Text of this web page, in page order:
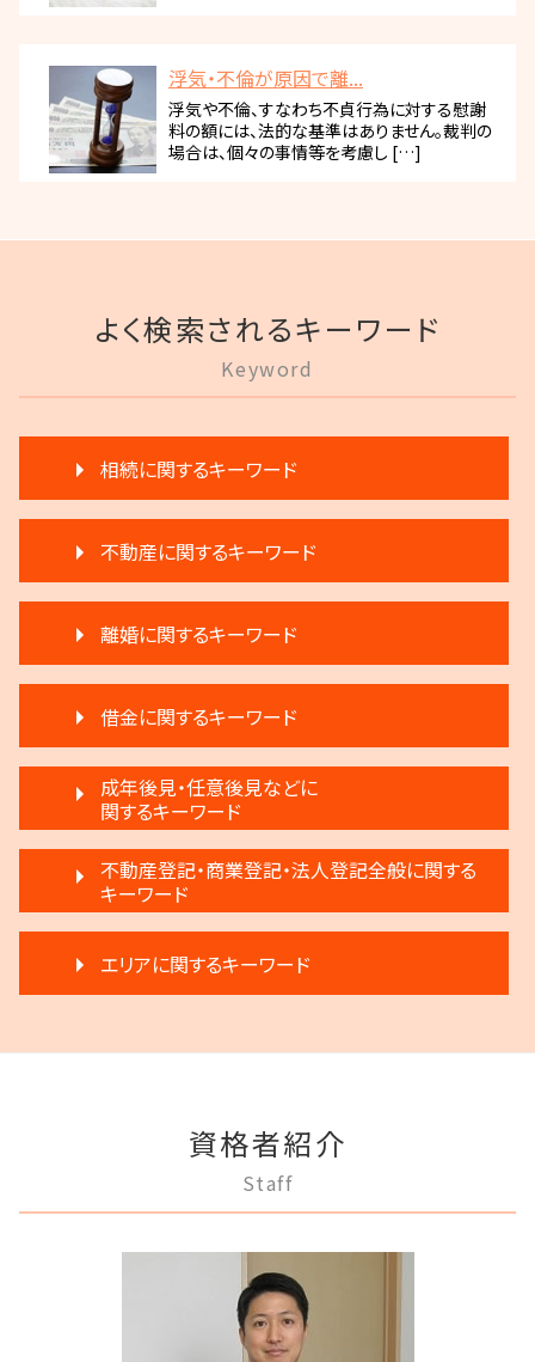
浮気・不倫が原因で離...
浮気や不倫、すなわち不貞行為に対する慰謝
料の額には、法的な基準はありません。裁判の
場合は、個々の事情等を考慮し […]
よく検索されるキーワード
Keyword
相続に関するキーワード
遺言 執行 流れ
相続 弁護士費用
遺留分 計算
相続 分割
遺言 執行 いつ
相続 遺留分 割合
相続 遠方
限定承認 相続
遺言 執行
相続 遺産分割協議書
生前贈与 注意点
生前贈与 分割
遺言 執行しない
生前贈与とは 住宅
相続放棄 デメリット
遺産分割 調停
相続人 調査 費用
不動産に関するキーワード
家賃 滞納 延滞料
不動産 明け渡し請求
再開発 立ち退き
賃料増額 交渉
賃料増額 借地借家法
不動産 明け渡し 期間
家賃 値上げ 交渉
賃料増額 調停申立書
家賃 滞納 分割 支払い
家賃 滞納 法的措置
不動産 生前贈与
滞納 弁護士
滞納 家賃 分割 交渉
滞納 家賃
家賃 滞納 弁護士
離婚に関するキーワード
離婚調停 不成立
離婚 相手が拒否
離婚 不動産
調停離婚 慰謝料
離婚 弁護士
離婚 不倫 慰謝料
離婚 子供 戸籍
離婚 不動産 財産分与
協議離婚 流れ
モラハラ 離婚したい
協議離婚 弁護士
調停離婚 流れ
借金に関するキーワード
民事再生 弁済
民事再生 弁済額
破産 賠償金
借金 差し押さえ
民事再生法 個人
借金 調停
任意整理 影響
民事再生と破産 違い
任意整理 弁護士
個人再生 デメリット
任意整理 流れ
成年後見・任意後見などに
関するキーワード
任意後見制度 メリット
任意後見制度 弁護士
任意後見制度 権利
成年後見制度 手続き
家族信託 弁護士
成年後見制度 わかりやすく
任意後見制度とは
成年後見人 手続き 家族
成年後見人制度 申し立て
任意後見制度 できること
任意後見制度 申し立て
不動産登記・商業登記・法人登記全般に関する
キーワード
不動産登記法
不動産登記 期限
不動産登記 アパート
法人登記 代行
商業登記 義務
商業登記 不動産登記 違い
エリアに関するキーワード
稲城市 離婚 相談
狛江市 不動産トラブル
三鷹市 相続
府中市 不動産トラブル
稲城市 不動産トラブル
資格者紹介
Staff